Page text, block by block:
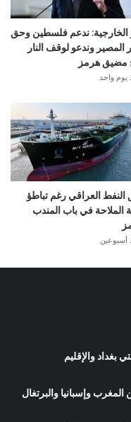
الخارجية: ندعم فلسطين وحق
المصير وندعو لوقف النار
مضيق هرمز
يوم واحد
النفط العراقي رغم تباطؤ
الملاحة في باب المندب
أسبوعين
بغداد والإقليم